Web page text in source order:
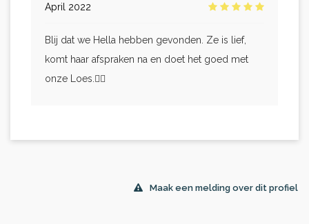
April 2022
Blij dat we Hella hebben gevonden. Ze is lief,
komt haar afspraken na en doet het goed met
onze Loes.👍🏻
Maak een melding over dit profiel